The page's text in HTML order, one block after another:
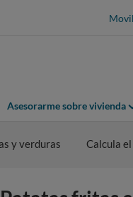
Asesorarme sobre vivienda
y verduras Calcula